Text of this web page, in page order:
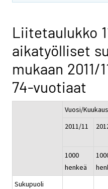
Liitetaulukko
aikatyölliset
mukaan 2011/
74-vuotiaat
Vuosi/
2011/11
1000
henkeä
Sukupuoli